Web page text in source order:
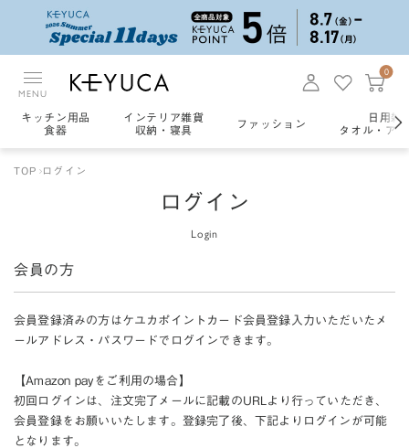
MENU
0
キッチン用品
食器
インテリア雑貨
収納・寝具
ファッション
日用雑
タオル・ア
TOP ログイン
ログイン
Login
会員の方
会員登録済みの方はケユカポイントカード会員登録入力いただいたメ
ールアドレス・パスワードでログインできます。
【Amazon payをご利用の場合】
初回ログインは、注文完了メールに記載のURLより行っていただき、
会員登録をお願いいたします。登録完了後、下記よりログインが可能
となります。